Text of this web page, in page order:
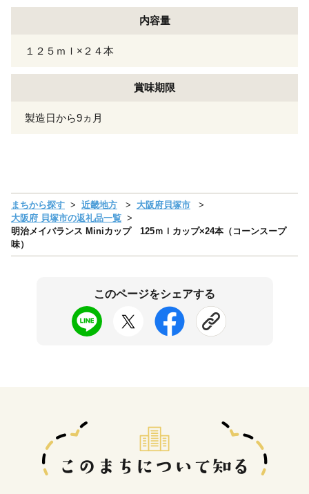
内容量
１２５ｍｌ×２４本
賞味期限
製造日から9ヵ月
まちから探す 近畿地方
大阪府貝塚市
大阪府 貝塚市の返礼品一覧
明治メイバランス Miniカップ 125ｍｌカップ×24本（コーンスープ
味）
このページをシェアする